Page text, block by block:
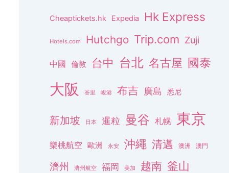
Cheaptickets.hk Expedia Hk Express
Hotels.com Hutchgo Trip.com Zuji
中國 倫敦 台中 台北 名古屋 國泰
大阪 峇里 峴港 布吉 廣島 悉尼
新加坡 日本 暹粒 曼谷 札幌 東京
樂桃航空 歐洲 永安 沖繩 清邁 澳洲 澳門
濟州 濟州航空 福岡 美加 越南 釜山